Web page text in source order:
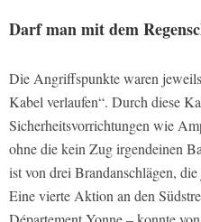
Darf man mit dem
Die Angriffspunkte waren
Kabel verlaufen“. Durch diese
Sicherheitsvorrichtungen wie
ohne die kein Zug irgendeinen
ist von drei Brandanschlägen,
Eine vierte Aktion an den